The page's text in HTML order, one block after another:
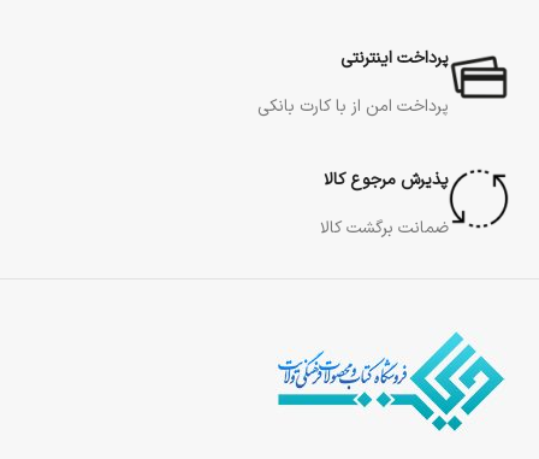
پرداخت اینترنتی
پرداخت امن از با کارت بانکی
پذیرش مرجوع کالا
ضمانت برگشت کالا